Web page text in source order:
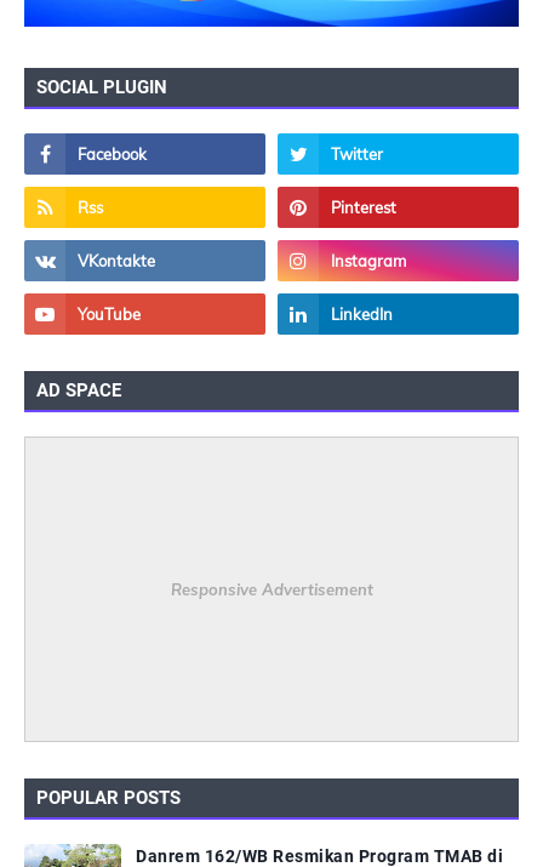
SOCIAL PLUGIN
AD SPACE
Responsive Advertisement
POPULAR POSTS
Danrem 162/WB Resmikan Program TMAB di